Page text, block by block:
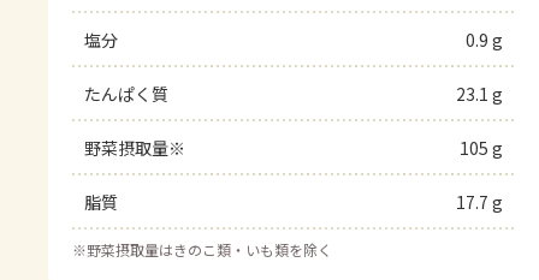
塩分 0.9 g
たんぱく質 23.1 g
野菜摂取量※ 105 g
脂質 17.7 g
※野菜摂取量はきのこ類・いも類を除く